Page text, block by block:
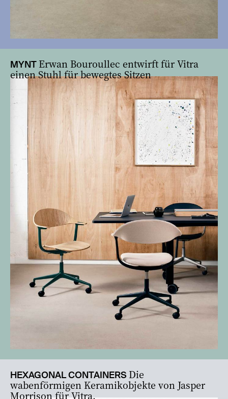
MYNT Erwan Bouroullec entwirft für Vitra
einen Stuhl für bewegtes Sitzen
HEXAGONAL CONTAINERS Die
wabenförmigen Keramikobjekte von Jasper
Morrison für Vitra.